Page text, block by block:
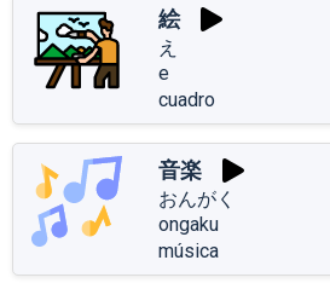
絵
え
e
cuadro
音楽
おんがく
ongaku
música